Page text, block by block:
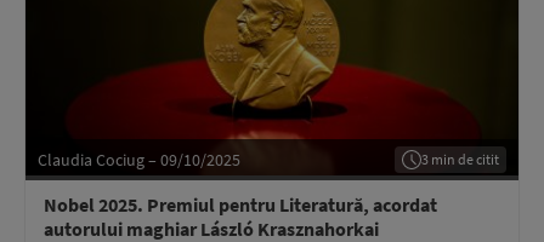
Claudia Cociug – 09/10/2025 3 min de citit
Nobel 2025. Premiul pentru Literatură, acordat
autorului maghiar László Krasznahorkai